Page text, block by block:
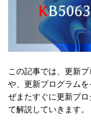
この記事では、更新
や、更新プログラム
ぜまたすぐに更新プ
て解説していきます。